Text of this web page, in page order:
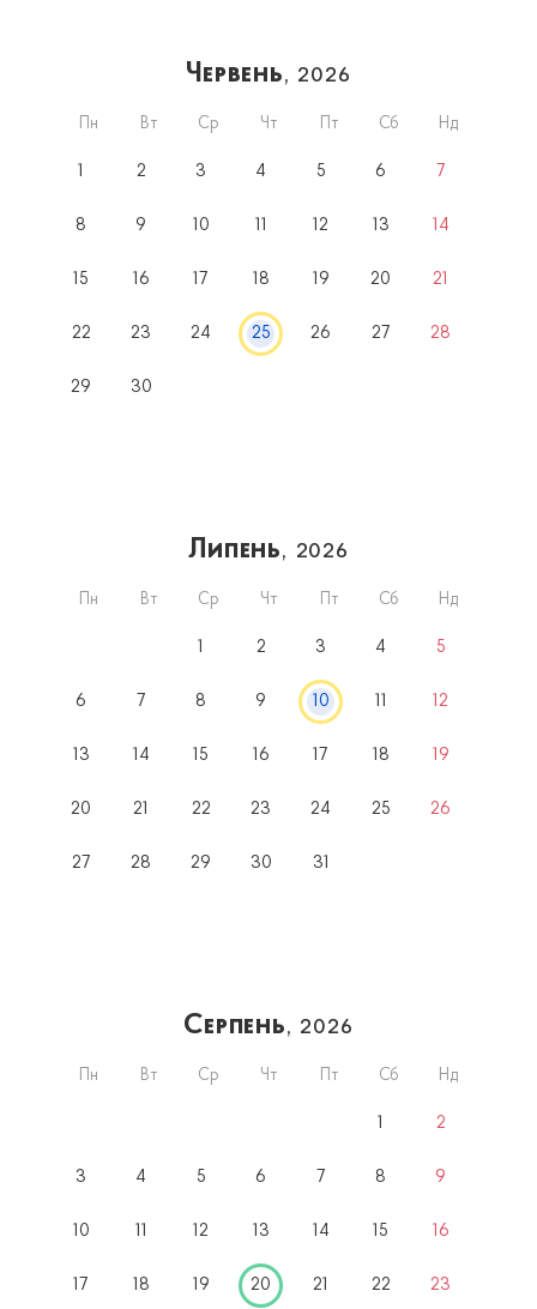
Червень, 2026
Пн Вт Ср Чт Пт Сб Нд
1 2 3 4 5 6 7
8 9 10 11 12 13 14
15 16 17 18 19 20 21
22 23 24 25 26 27 28
29 30
Липень, 2026
Пн Вт Ср Чт Пт Сб Нд
2 3 4 5
6 7 8 9 10 12
13 14 15 16 17 18 19
20 21 22 23 24 25 26
27 28 29 30 31
Серпень, 2026
Пн Вт Ср Чт Пт Сб Нд
1 2
3 4 5 6 7 8 9
10 11 12 13 14 15 16
17 18 19 20 21 22 23